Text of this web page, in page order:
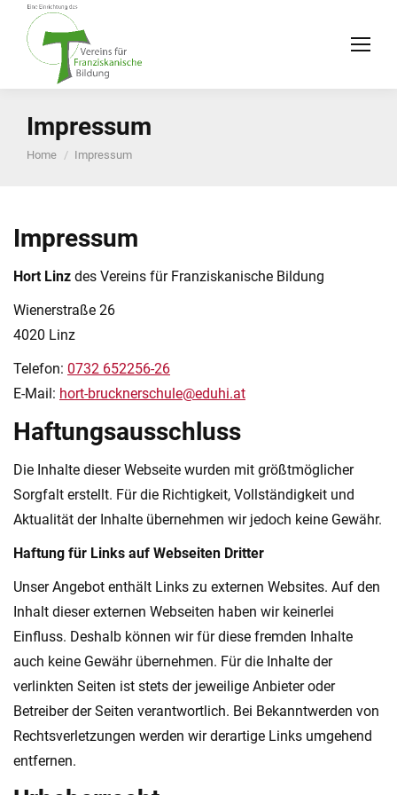
Impressum
You are here:
Home Impressum
Impressum
Hort Linz des Vereins für Franziskanische Bildung
Wienerstraße 26
4020 Linz
Telefon: 0732 652256-26
E-Mail: hort-brucknerschule@eduhi.at
Haftungsausschluss
Die Inhalte dieser Webseite wurden mit größtmöglicher
Sorgfalt erstellt. Für die Richtigkeit, Vollständigkeit und
Aktualität der Inhalte übernehmen wir jedoch keine Gewähr.
Haftung für Links auf Webseiten Dritter
Unser Angebot enthält Links zu externen Websites. Auf den
Inhalt dieser externen Webseiten haben wir keinerlei
Einfluss. Deshalb können wir für diese fremden Inhalte
auch keine Gewähr übernehmen. Für die Inhalte der
verlinkten Seiten ist stets der jeweilige Anbieter oder
Betreiber der Seiten verantwortlich. Bei Bekanntwerden von
Rechtsverletzungen werden wir derartige Links umgehend
entfernen.